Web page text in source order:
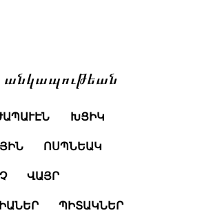
ԽՑԻԿ
ՈՍՊՆԵԱԿ
ՎԱՅՐ
ՊԻՏԱԿՆԵՐ